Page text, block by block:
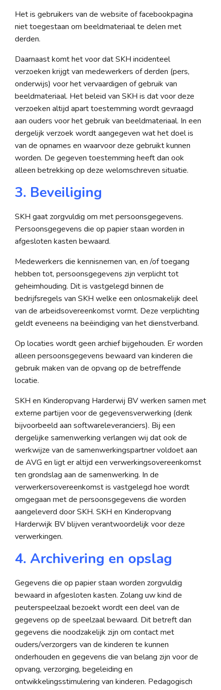
Het is gebruikers van de website of facebookpagina
niet toegestaan om beeldmateriaal te delen met
derden.
Daarnaast komt het voor dat SKH incidenteel
verzoeken krijgt van medewerkers of derden (pers,
onderwijs) voor het vervaardigen of gebruik van
beeldmateriaal. Het beleid van SKH is dat voor deze
verzoeken altijd apart toestemming wordt gevraagd
aan ouders voor het gebruik van beeldmateriaal. In een
dergelijk verzoek wordt aangegeven wat het doel is
van de opnames en waarvoor deze gebruikt kunnen
worden. De gegeven toestemming heeft dan ook
alleen betrekking op deze welomschreven situatie.
3. Beveiliging
SKH gaat zorgvuldig om met persoonsgegevens.
Persoonsgegevens die op papier staan worden in
afgesloten kasten bewaard.
Medewerkers die kennisnemen van, en /of toegang
hebben tot, persoonsgegevens zijn verplicht tot
geheimhouding. Dit is vastgelegd binnen de
bedrijfsregels van SKH welke een onlosmakelijk deel
van de arbeidsovereenkomst vormt. Deze verplichting
geldt eveneens na beëindiging van het dienstverband.
Op locaties wordt geen archief bijgehouden. Er worden
alleen persoonsgegevens bewaard van kinderen die
gebruik maken van de opvang op de betreffende
locatie.
SKH en Kinderopvang Harderwij BV werken samen met
externe partijen voor de gegevensverwerking (denk
bijvoorbeeld aan softwareleveranciers). Bij een
dergelijke samenwerking verlangen wij dat ook de
werkwijze van de samenwerkingspartner voldoet aan
de AVG en ligt er altijd een verwerkingsovereenkomst
ten grondslag aan de samenwerking. In de
verwerkersovereenkomst is vastgelegd hoe wordt
omgegaan met de persoonsgegevens die worden
aangeleverd door SKH. SKH en Kinderopvang
Harderwijk BV blijven verantwoordelijk voor deze
verwerkingen.
4. Archivering en opslag
Gegevens die op papier staan worden zorgvuldig
bewaard in afgesloten kasten. Zolang uw kind de
peuterspeelzaal bezoekt wordt een deel van de
gegevens op de speelzaal bewaard. Dit betreft dan
gegevens die noodzakelijk zijn om contact met
ouders/verzorgers van de kinderen te kunnen
onderhouden en gegevens die van belang zijn voor de
opvang, verzorging, begeleiding en
ontwikkelingsstimulering van kinderen. Pedagogisch